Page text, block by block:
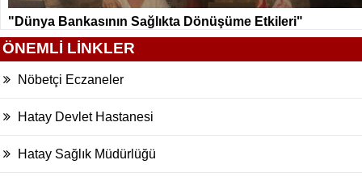
"Dünya Bankasının Sağlıkta Dönüşüme Etkileri"
ÖNEMLİ LİNKLER
Nöbetçi Eczaneler
Hatay Devlet Hastanesi
Hatay Sağlık Müdürlüğü